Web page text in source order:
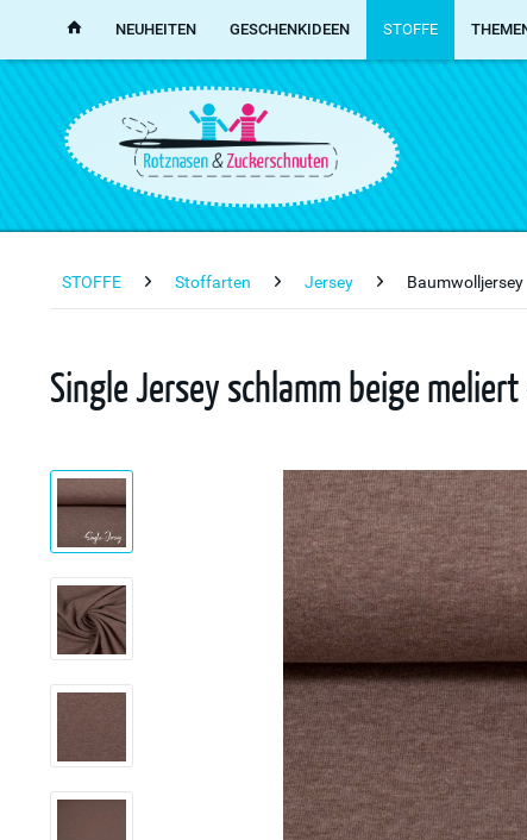
NEUHEITEN GESCHENKIDEEN STOFFE
STOFFE Stoffarten Jersey Baumwolljersey
Single Jersey schlamm beige